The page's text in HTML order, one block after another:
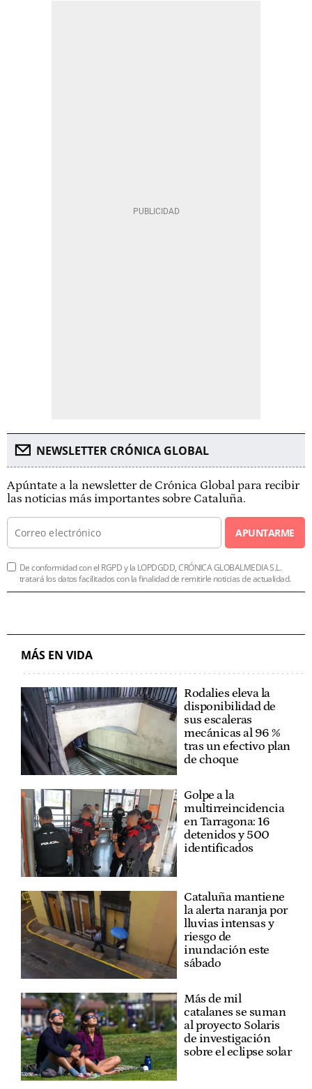
NEWSLETTER CRÓNICA GLOBAL
Apúntate a la newsletter de Crónica Global para recibir
las noticias más importantes sobre Cataluña.
APUNTARME
De conformidad con el RGPD y la LOPDGDD, CRÓNICA GLOBALMEDIA S.L.
tratará los datos facilitados con la finalidad de remitirle noticias de actualidad.
MÁS EN VIDA
Rodalies eleva la
disponibilidad de
sus escaleras
mecánicas al 96 %
tras un efectivo plan
de choque
Golpe a la
multirreincidencia
en Tarragona: 16
detenidos y 500
identificados
Cataluña mantiene
la alerta naranja por
lluvias intensas y
riesgo de
inundación este
sábado
Más de mil
catalanes se suman
al proyecto Solaris
de investigación
sobre el eclipse solar